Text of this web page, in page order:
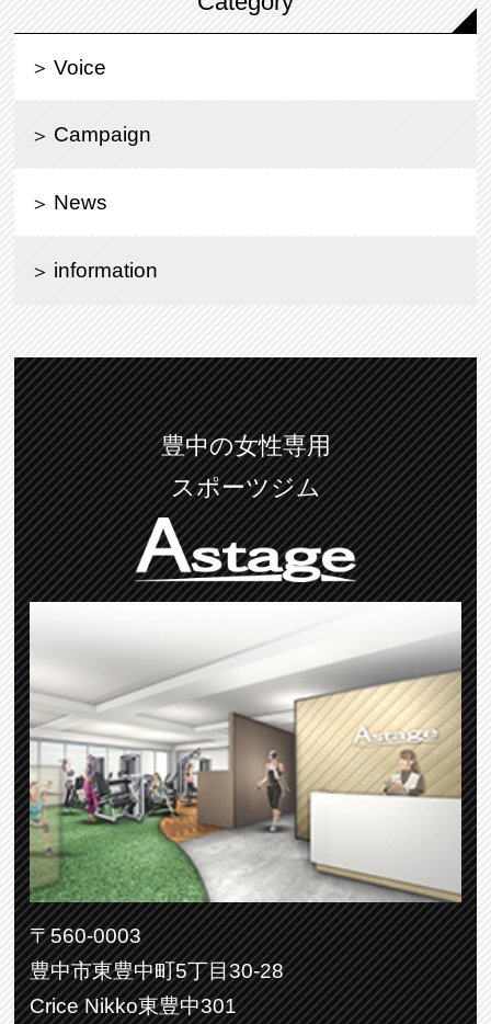
Voice
Campaign
News
information
豊中の女性専用
スポーツジム
〒560-0003
豊中市東豊中町5丁目30-28
Crice Nikko東豊中301